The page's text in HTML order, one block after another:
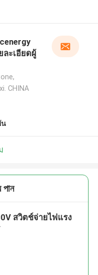
ละเอียดผู้
CHINA
น
สวิตช์จ่ายไฟแรง